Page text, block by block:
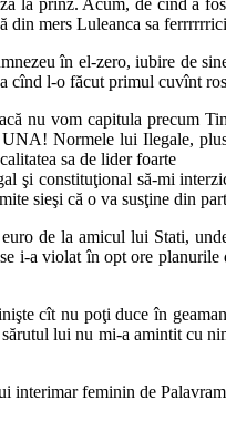
mers Luleanca sa
în el-zero, iubire de
l-o făcut primul cuvînt
nu vom capitula precum
Normele lui Ilegale,
sa de lider foarte
constituţional să-mi
sieşi că o va susţine din
de la amicul lui Stati,
i-a violat în opt ore
cît nu poţi duce în
lui nu mi-a amintit cu
interimar feminin de